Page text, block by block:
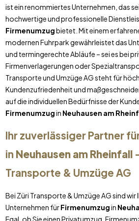
ist ein renommiertes Unternehmen, das
hochwertige und professionelle
Firmenumzugbietet. Mit einem
modernen Fuhrpark gewährleistet das
und termingerechte Abläufe – sei es bei
Firmenverlagerungen oder
Transporte und Umzüge AG steht für
Kundenzufriedenheit und
auf die individuellen Bedürfnisse der
Firmenumzugin Neuhausen am
Ihr zuverlässiger Partner
in Neuhausen am Rheinfall
Transporte & Umzüge AG
Bei Züri Transporte & Umzüge AG sind wir
Unternehmen fürFirmenumzugin
Egal, ob Sie einen Privatumzug,